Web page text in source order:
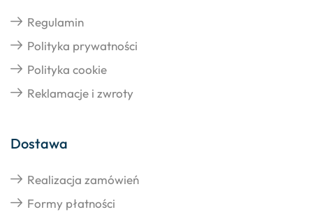
Regulamin
Polityka prywatności
Polityka cookie
Reklamacje i zwroty
Dostawa
Realizacja zamówień
Formy płatności